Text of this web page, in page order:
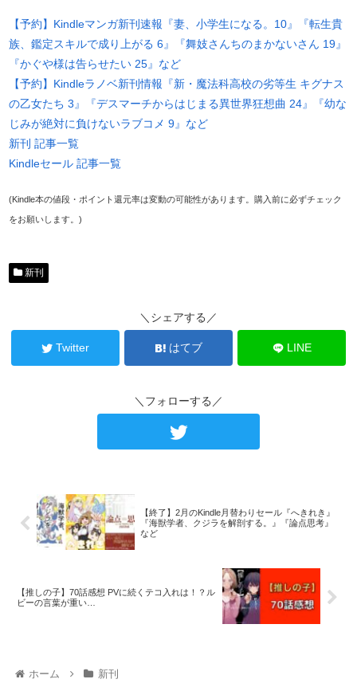
【予約】Kindleマンガ新刊速報『妻、小学生になる。10』『転生貴
族、鑑定スキルで成り上がる 6』『舞妓さんちのまかないさん 19』
『かぐや様は告らせたい 25』など
【予約】Kindleラノベ新刊情報『新・魔法科高校の劣等生 キグナス
の乙女たち 3』『デスマーチからはじまる異世界狂想曲 24』『幼な
じみが絶対に負けないラブコメ 9』など
新刊 記事一覧
Kindleセール 記事一覧
(Kindle本の値段・ポイント還元率は変動の可能性があります。購入前に必ずチェック
をお願いします。)
新刊
＼シェアする／
Twitter はてブ LINE
＼フォローする／
【終了】2月のKindle月替わりセール『へきれき』
『海獣学者、クジラを解剖する。』『論点思考』
など
【推しの子】70話感想 PVに続くテコ入れは！？ル
ビーの言葉が重い…
ホーム 新刊